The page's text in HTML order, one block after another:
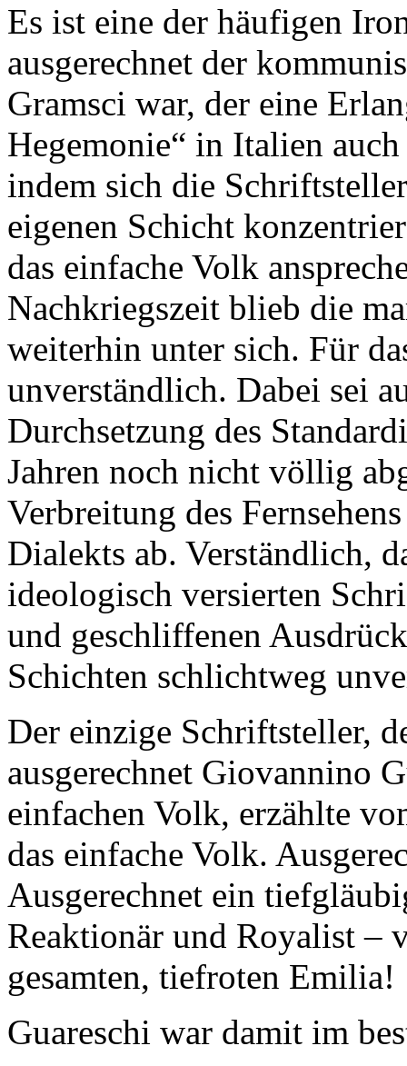
Es ist eine der häufigen
ausgerechnet der
Gramsci war, der eine
Hegemonie“ in Italien
indem sich die
eigenen Schicht
das einfache Volk
Nachkriegszeit blieb die
weiterhin unter sich. Für
unverständlich. Dabei sei
Durchsetzung des
Jahren noch nicht völlig
Verbreitung des
Dialekts ab. Verständlich,
ideologisch versierten
und geschliffenen
Schichten schlichtweg
Der einzige Schriftsteller,
ausgerechnet Giovannino
einfachen Volk, erzählte
das einfache Volk.
Ausgerechnet ein
Reaktionär und Royalist –
gesamten, tiefroten Emilia!
Guareschi war damit im